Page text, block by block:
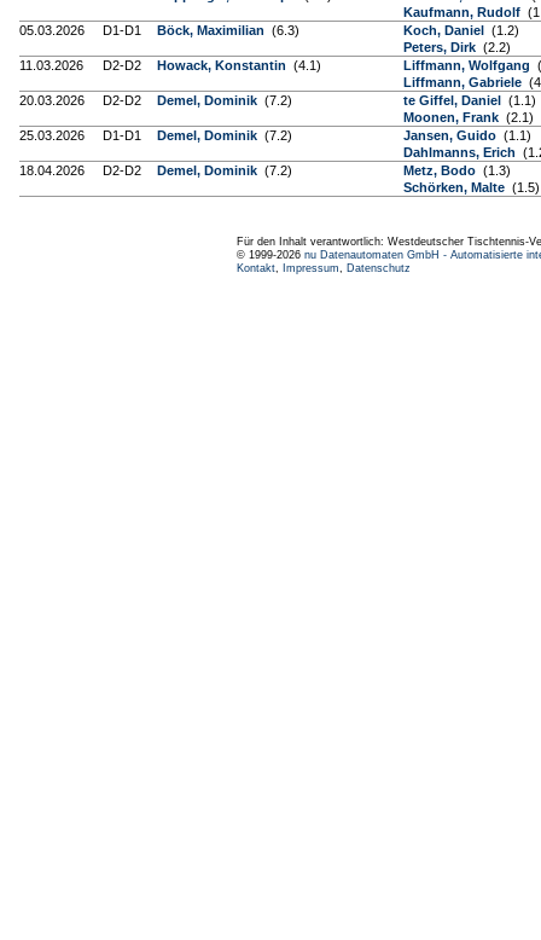
Kaufmann, Rudolf
05.03.2026
D1-D1 Böck, Maximilian (6.3) Koch, Daniel (1.2)
Peters, Dirk (2.2)
11.03.2026
D2-D2 Howack, Konstantin (4.1) Liffmann, Wolfgang
Liffmann, Gabriele
20.03.2026
D2-D2 Demel, Dominik (7.2) te Giffel, Daniel (1.1)
Moonen, Frank (2.1)
25.03.2026
D1-D1 Demel, Dominik (7.2) Jansen, Guido (1.1)
Dahlmanns, Erich
18.04.2026
D2-D2 Demel, Dominik (7.2) Metz, Bodo (1.3)
Schörken, Malte (1.5)
Für den Inhalt verantwortlich: Westdeutscher Tischtennis-
© 1999-2026 nu Datenautomaten GmbH - Automatisierte
Kontakt, Impressum, Datenschutz